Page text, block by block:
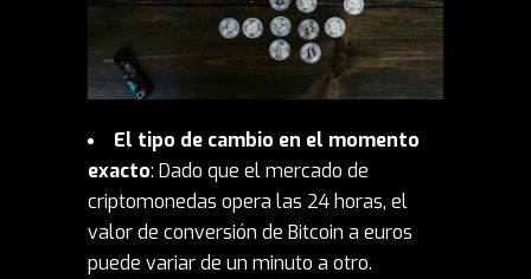
El tipo de cambio en el momento
exacto: Dado que el mercado de
criptomonedas opera las 24 horas, el
valor de conversión de Bitcoin a euros
puede variar de un minuto a otro.